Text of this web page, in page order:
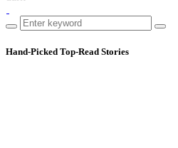
Hand-Picked Top-Read Stories